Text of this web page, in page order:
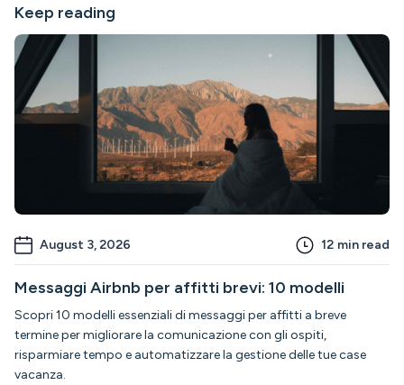
Keep reading
August 3, 2026 12 min read
Messaggi Airbnb per affitti brevi: 10 modelli
Scopri 10 modelli essenziali di messaggi per affitti a breve
termine per migliorare la comunicazione con gli ospiti,
risparmiare tempo e automatizzare la gestione delle tue case
vacanza.